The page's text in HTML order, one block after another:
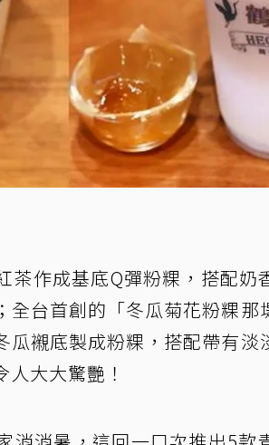
茶作成基底Q彈粉粿，搭配奶
台首創的「冬瓜菊花粉粿那
襯底製成粉粿，搭配帶有淡
大大驚艷！